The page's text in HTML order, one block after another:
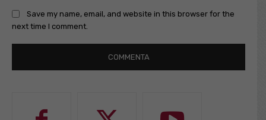
Save my name, email, and website in this browser for the
next time I comment.